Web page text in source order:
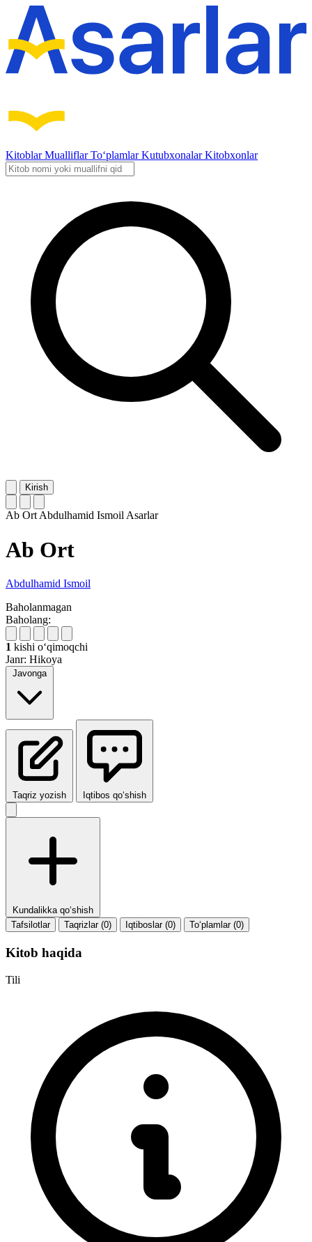
KitoblarMualliflarTo‘plamlarKutubxonalarKitobxonlar
Kirish
Ab OrtAbdulhamid IsmoilAsarlar
Ab Ort
Abdulhamid Ismoil
Baholanmagan
Baholang:
1 kishi oʻqimoqchi
Janr: Hikoya
Javonga
Taqriz yozish Iqtibos qo‘shish
Kundalikka qo‘shish
Tafsilotlar
Taqrizlar (0) Iqtiboslar (0) To‘plamlar (0)
Kitob haqida
Tili